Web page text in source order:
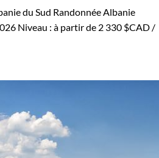
du Sud Randonnée Albanie
Niveau : à partir de 2 330 $CAD /